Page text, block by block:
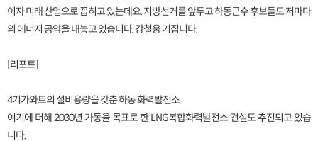
이자 미래 산업으로 꼽히고 있는데요. 지방선거를 앞두고 하동군수 후보들도 저마다
의 에너지 공약을 내놓고 있습니다. 강철웅 기집니다.
[리포트]
4기가와트의 설비용량을 갖춘 하동 화력발전소.
여기에 더해 2030년 가동을 목표로 한 LNG복합화력발전소 건설도 추진되고 있습
니다.